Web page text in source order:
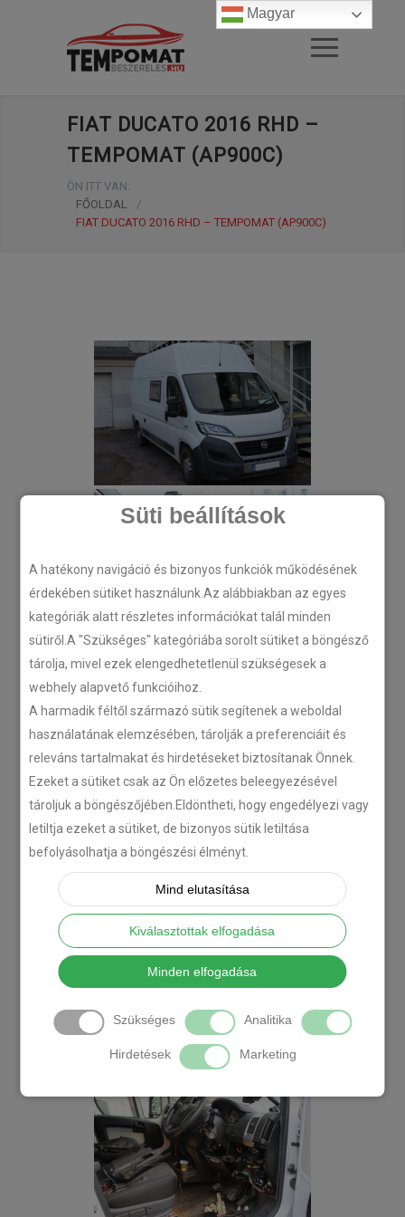
Süti beállítások
A hatékony navigáció és bizonyos funkciók működésének
érdekében sütiket használunk.Az alábbiakban az egyes
kategóriák alatt részletes információkat talál minden
sütiről.A "Szükséges" kategóriába sorolt sütiket a böngésző
tárolja, mivel ezek elengedhetetlenül szükségesek a
webhely alapvető funkcióihoz.
A harmadik féltől származó sütik segítenek a weboldal
használatának elemzésében, tárolják a preferenciáit és
releváns tartalmakat és hirdetéseket biztosítanak Önnek.
Ezeket a sütiket csak az Ön előzetes beleegyezésével
tároljuk a böngészőjében.Eldöntheti, hogy engedélyezi vagy
letiltja ezeket a sütiket, de bizonyos sütik letiltása
befolyásolhatja a böngészési élményt.
Mind elutasítása
Kiválasztottak elfogadása
Minden elfogadása
Szükséges Analitika
Hirdetések Marketing
FIAT DUCATO 2016 RHD –
TEMPOMAT (AP900C)
ÖN ITT VAN:
FŐOLDAL
/
FIAT DUCATO 2016 RHD – TEMPOMAT (AP900C)
Magyar